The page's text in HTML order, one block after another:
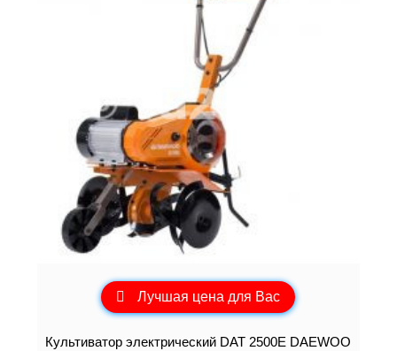
Лучшая цена для Вас
Культиватор электрический DAT 2500E DAEWOO